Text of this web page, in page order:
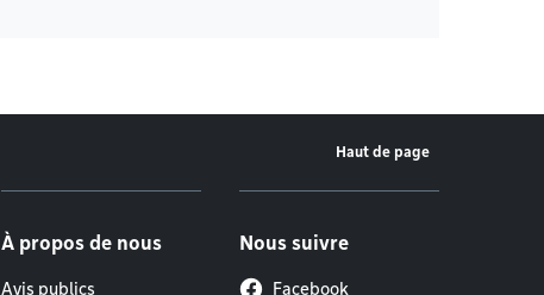
Haut de page
À propos de nous
Avis publics
Nous suivre
Facebook